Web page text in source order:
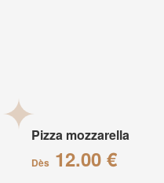
Pizza mozzarella
Dès 12.00 €